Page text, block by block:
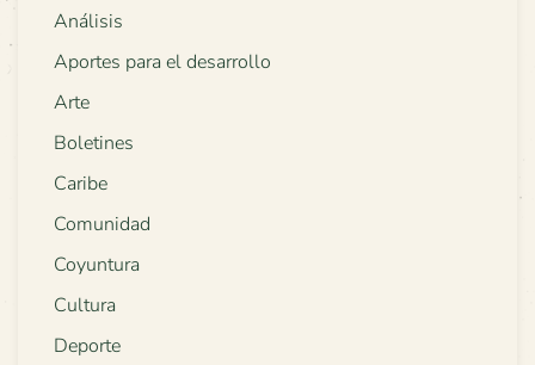
Análisis
Aportes para el desarrollo
Arte
Boletines
Caribe
Comunidad
Coyuntura
Cultura
Deporte